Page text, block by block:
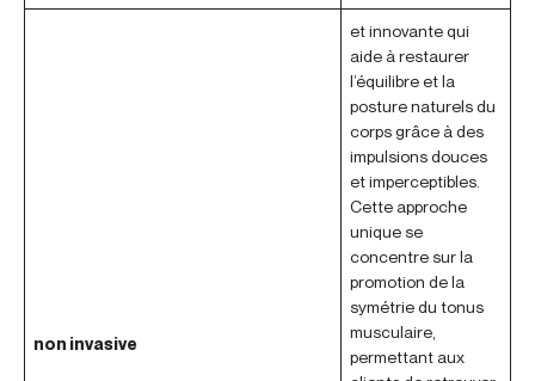
non invasive
et innovante qui
aide à restaurer
l’équilibre et la
posture naturels du
corps grâce à des
impulsions douces
et imperceptibles.
Cette approche
unique se
concentre sur la
promotion de la
symétrie du tonus
musculaire,
permettant aux